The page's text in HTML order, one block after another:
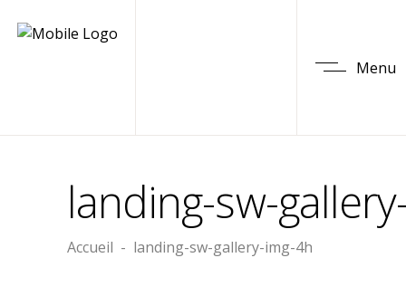
Menu
landing-sw-
Accueil - landing-sw-gallery-img-4h